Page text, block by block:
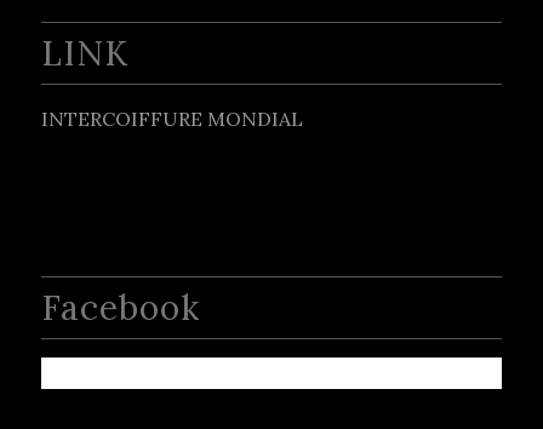
LINK
INTERCOIFFURE MONDIAL
Facebook